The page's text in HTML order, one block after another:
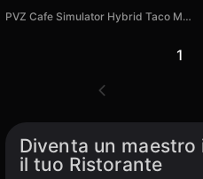
PVZ Cafe Simulator Hybrid Taco Mod Restaurant
1
Diventa un
il tuo Ristorante